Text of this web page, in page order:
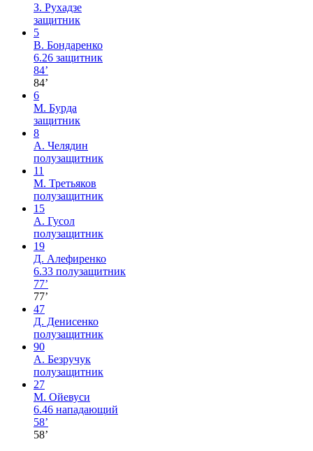
З. Рухадзе
защитник
5
В. Бондаренко
6.26 защитник
84’
84’
6
М. Бурда
защитник
8
А. Челядин
полузащитник
11
М. Третьяков
полузащитник
15
А. Гусол
полузащитник
19
Д. Алефиренко
6.33 полузащитник
77’
77’
47
Д. Денисенко
полузащитник
90
А. Безручук
полузащитник
27
М. Ойевуси
6.46 нападающий
58’
58’